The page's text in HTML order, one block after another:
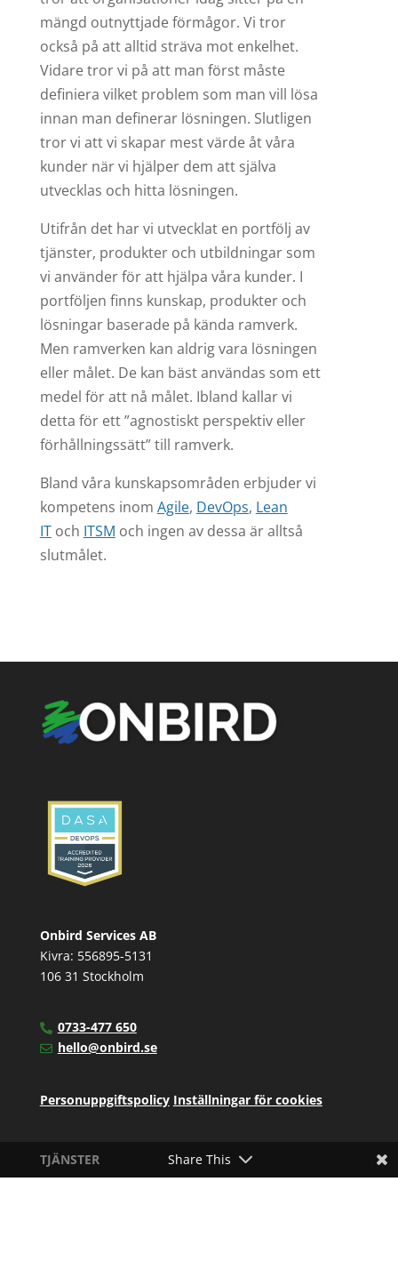
mängd outnyttjade förmågor. Vi tror
också på att alltid sträva mot enkelhet.
Vidare tror vi på att man först måste
definiera vilket problem som man vill lösa
innan man definerar lösningen. Slutligen
tror vi att vi skapar mest värde åt våra
kunder när vi hjälper dem att själva
utvecklas och hitta lösningen.
Utifrån det har vi utvecklat en portfölj av
tjänster, produkter och utbildningar som
vi använder för att hjälpa våra kunder. I
portföljen finns kunskap, produkter och
lösningar baserade på kända ramverk.
Men ramverken kan aldrig vara lösningen
eller målet. De kan bäst användas som ett
medel för att nå målet. Ibland kallar vi
detta för ett ”agnostiskt perspektiv eller
förhållningssätt” till ramverk.
Bland våra kunskapsområden erbjuder vi
kompetens inom Agile, DevOps, Lean
IT och ITSM och ingen av dessa är alltså
slutmålet.
Onbird Services AB
Kivra: 556895-5131
106 31 Stockholm
0733-477 650
hello@onbird.se
Personuppgiftspolicy Inställningar för cookies
TJÄNSTER
Share This